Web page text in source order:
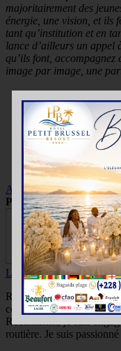
majoritairement des
énergie, une vision, et ils
tant qu’institution et en
lance d’ailleurs un appel
qu’ils font, accompagnez
image par image, une
ActuIFAD Bâtiment ENR
Partager
Lazarre KONDO
Rechercher, vérifier,
compréhensibles et
Récemment, je suis
routière. Je suis